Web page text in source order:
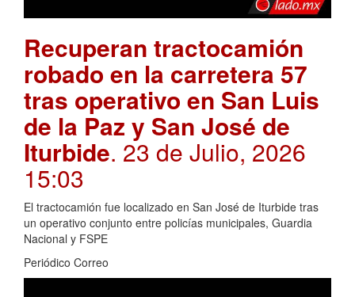
Recuperan tractocamión
robado en la carretera 57
tras operativo en San Luis
de la Paz y San José de
Iturbide. 23 de Julio, 2026
15:03
El tractocamión fue localizado en San José de Iturbide tras
un operativo conjunto entre policías municipales, Guardia
Nacional y FSPE
Periódico Correo